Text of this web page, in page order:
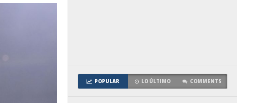
POPULAR LO ÚLTIMO COMMENTS